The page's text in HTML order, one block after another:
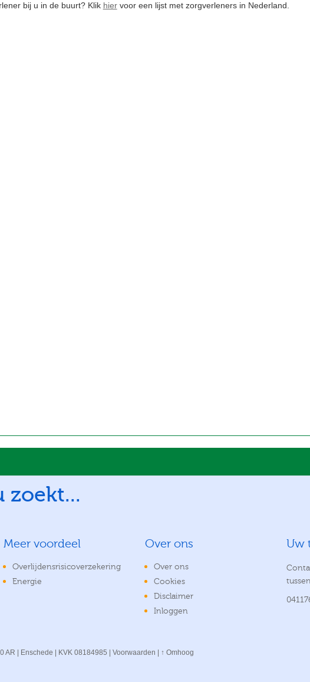
bij u in de buurt? Klik hiervoor een lijst met zorgverleners in Nederland.
zoekt...
Meer voordeel
Overlijdensrisicoverzekering
Energie
Over ons
Over ons
Cookies
Disclaimer
Inloggen
Uw
AR | Enschede | KVK 08184985 | Voorwaarden ↑ Omhoog